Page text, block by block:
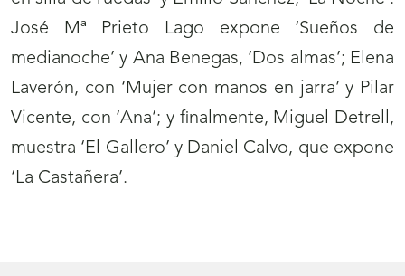
José Mª Prieto Lago expone ‘Sueños de
medianoche’ y Ana Benegas, ‘Dos almas’; Elena
Laverón, con ‘Mujer con manos en jarra’ y Pilar
Vicente, con ‘Ana’; y finalmente, Miguel Detrell,
muestra ‘El Gallero’ y Daniel Calvo, que expone
‘La Castañera’.